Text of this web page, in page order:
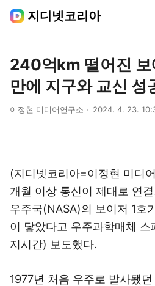
지디넷코리아
240억km 떨어진 보
만에 지구와 교신 성
이정현 미디어연구소 2024. 4. 23.
(지디넷코리아=이정현 미디
개월 이상 통신이 제대로 연
우주국(NASA)의 보이저 1호
이 닿았다고 우주과학매체
지시간) 보도했다.
1977년 처음 우주로 발사됐던